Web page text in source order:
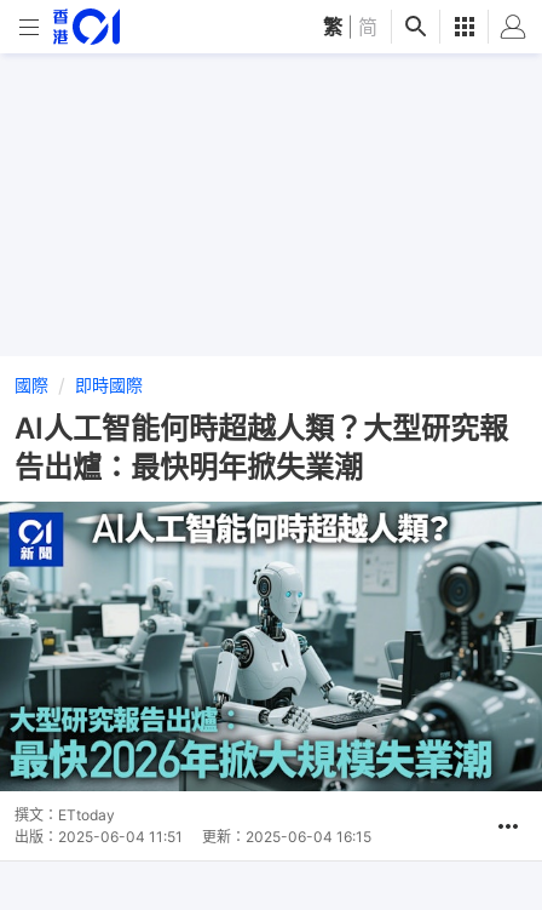
繁 简
國際 即時國際
AI人工智能何時超越人類？大型研究報
告出爐：最快明年掀失業潮
撰文： ETtoday
出版： 2025-06-04 11:51 更新： 2025-06-04 16:15